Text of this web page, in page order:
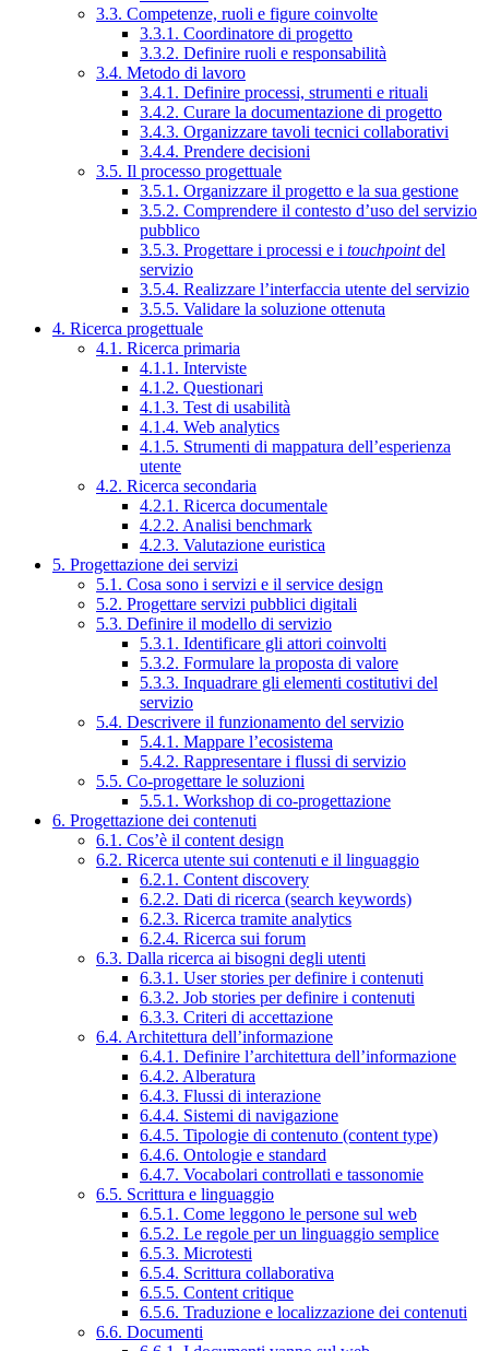
3.3. Competenze, ruoli e figure coinvolte
3.3.1. Coordinatore di progetto
3.3.2. Definire ruoli e responsabilità
3.4. Metodo di lavoro
3.4.1. Definire processi, strumenti e rituali
3.4.2. Curare la documentazione di progetto
3.4.3. Organizzare tavoli tecnici collaborativi
3.4.4. Prendere decisioni
3.5. Il processo progettuale
3.5.1. Organizzare il progetto e la sua gestione
3.5.2. Comprendere il contesto d’uso del servizio
pubblico
3.5.3. Progettare i processi e i touchpointdel
servizio
3.5.4. Realizzare l’interfaccia utente del servizio
3.5.5. Validare la soluzione ottenuta
4. Ricerca progettuale
4.1. Ricerca primaria
4.1.1. Interviste
4.1.2. Questionari
4.1.3. Test di usabilità
4.1.4. Web analytics
4.1.5. Strumenti di mappatura dell’esperienza
utente
4.2. Ricerca secondaria
4.2.1. Ricerca documentale
4.2.2. Analisi benchmark
4.2.3. Valutazione euristica
5. Progettazione dei servizi
5.1. Cosa sono i servizi e il service design
5.2. Progettare servizi pubblici digitali
5.3. Definire il modello di servizio
5.3.1. Identificare gli attori coinvolti
5.3.2. Formulare la proposta di valore
5.3.3. Inquadrare gli elementi costitutivi del
servizio
5.4. Descrivere il funzionamento del servizio
5.4.1. Mappare l’ecosistema
5.4.2. Rappresentare i flussi di servizio
5.5. Co-progettare le soluzioni
5.5.1. Workshop di co-progettazione
6. Progettazione dei contenuti
6.1. Cos’è il content design
6.2. Ricerca utente sui contenuti e il linguaggio
6.2.1. Content discovery
6.2.2. Dati di ricerca (search keywords)
6.2.3. Ricerca tramite analytics
6.2.4. Ricerca sui forum
6.3. Dalla ricerca ai bisogni degli utenti
6.3.1. User stories per definire i contenuti
6.3.2. Job stories per definire i contenuti
6.3.3. Criteri di accettazione
6.4. Architettura dell’informazione
6.4.1. Definire l’architettura dell’informazione
6.4.2. Alberatura
6.4.3. Flussi di interazione
6.4.4. Sistemi di navigazione
6.4.5. Tipologie di contenuto (content type)
6.4.6. Ontologie e standard
6.4.7. Vocabolari controllati e tassonomie
6.5. Scrittura e linguaggio
6.5.1. Come leggono le persone sul web
6.5.2. Le regole per un linguaggio semplice
6.5.3. Microtesti
6.5.4. Scrittura collaborativa
6.5.5. Content critique
6.5.6. Traduzione e localizzazione dei contenuti
6.6. Documenti